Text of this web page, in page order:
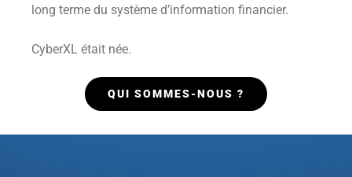
long terme du système d’information financier.
CyberXL était née.
QUI SOMMES-NOUS ?